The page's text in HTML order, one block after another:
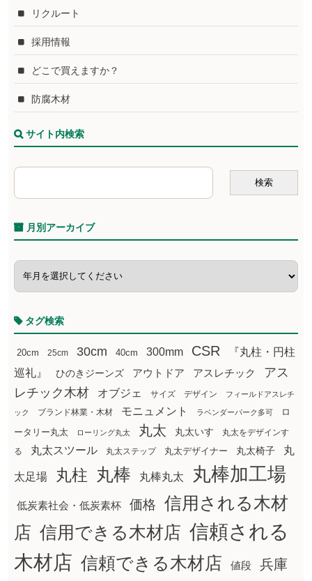
リクルート
採用情報
どこで買えますか？
防腐木材
サイト内検索
月別アーカイブ
タグ検索
20cm 25cm 30cm 40cm 300mm CSR
『丸柱・円柱
巡礼』
ひのきジーンズ アウトドア アスレチック
アス
レチック木材
オブジェ サイズ デザイン フィールドアスレチ
ック ブランド林業・木材 モニュメント ラベンダーパーク多可
ロ
ータリー丸太
ローリング丸太 丸太 丸太いす
丸太をデザインす
る
丸太スツール 丸太ステップ 丸太デザイナー 丸太椅子 丸
太足場 丸柱 丸棒 丸棒丸太 丸棒加工場
低炭素社会・低炭素杯 価格
信用される木材
店 信用できる木材店 信頼される
木材店 信頼できる木材店 値段
兵庫